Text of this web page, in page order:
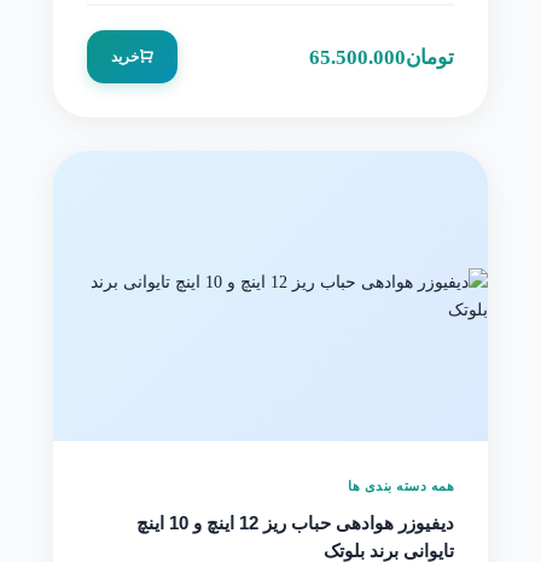
تومان65.500.000 خرید
همه دسته بندی ها
دیفیوزر هوادهی حباب ریز 12 اینچ و 10 اینچ
تایوانی برند بلوتک